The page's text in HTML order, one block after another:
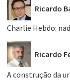
Ricardo
Charlie Hebdo:
Ricardo
A construção da